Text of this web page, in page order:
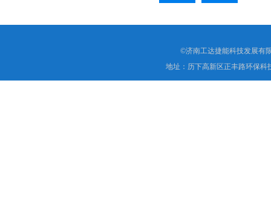
©济南工达捷能科技发展有
地址：历下高新区正丰路环保科